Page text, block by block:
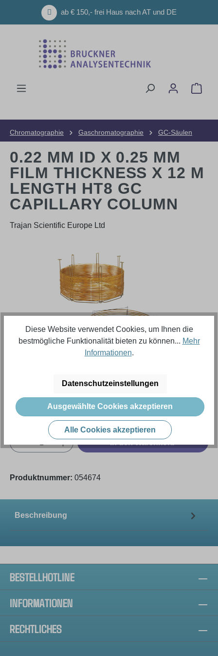
Zum Hauptinhalt springenab € 150,- frei Haus nach AT und DE
Chromatographie Gaschromatographie GC-Säulen
0.22 MM ID X 0.25 ΜM
FILM THICKNESS X 12 M
LENGTH HT8 GC
CAPILLARY COLUMN
Trajan Scientific Europe Ltd
697,98 €
Inhalt:
Preise exkl. MwSt. zzgl. Versandkosten
Produkt Anzahl: Gib den gewünschten
Produktnummer: 054674
Beschreibung
BESTELLHOTLINE
INFORMATIONEN
RECHTLICHES
Diese Website verwendet Cookies, um Ihnen die
bestmögliche Funktionalität bieten zu können... Mehr
Informationen.
Datenschutzeinstellungen
Ausgewählte Cookies akzeptieren
Alle Cookies akzeptieren